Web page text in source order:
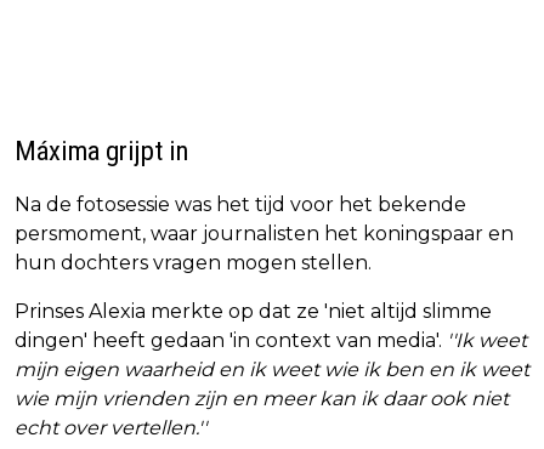
Máxima grijpt in
Na de fotosessie was het tijd voor het bekende
persmoment, waar journalisten het koningspaar en
hun dochters vragen mogen stellen.
Prinses Alexia merkte op dat ze 'niet altijd slimme
dingen' heeft gedaan 'in context van media'. ''Ik weet
mijn eigen waarheid en ik weet wie ik ben en ik weet
wie mijn vrienden zijn en meer kan ik daar ook niet
echt over vertellen.''